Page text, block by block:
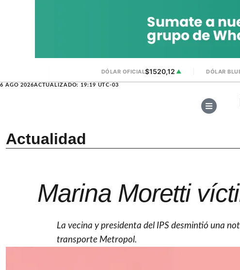
DÓLAR OFICIAL$1520,12 ▲ DÓLAR
6 AGO 2026ACTUALIZADO: 19:19 UTC-03
Actualidad
Marina Moretti
La vecina y presidenta del IPS desmintió una
transporte Metropol.